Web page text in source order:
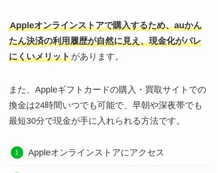
Appleオンラインストアで購入するため、auかん
たん決済の利用履歴が自然に見え、現金化がバレ
にくいメリットがあります。
また、Appleギフトカードの購入・買取サイトでの
換金は24時間いつでも可能で、早朝や深夜帯でも
最短30分で現金が手に入れられる方法です。
Appleオンラインストアにアクセス